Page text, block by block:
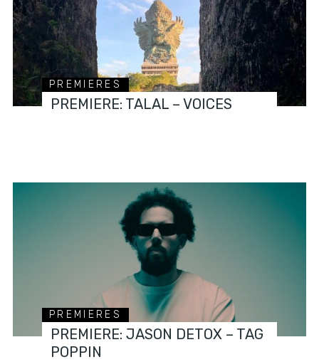
PREMIERES
PREMIERE: TALAL – VOICES
PREMIERES
PREMIERE: JASON DETOX – TAG
POPPIN